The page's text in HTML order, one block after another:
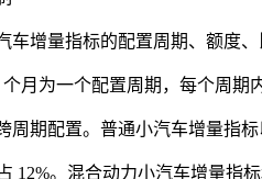
车增量指标的配置周期、额度
月为一个配置周期，每个周
周期配置。普通小汽车增量指
12%。混合动力小汽车增量指